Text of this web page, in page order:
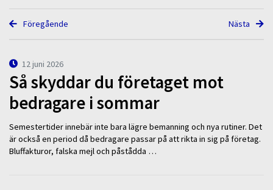
Föregående Nästa
12 juni 2026
Så skyddar du företaget mot
bedragare i sommar
Semestertider innebär inte bara lägre bemanning och nya rutiner. Det
är också en period då bedragare passar på att rikta in sig på företag.
Bluffakturor, falska mejl och påstådda …